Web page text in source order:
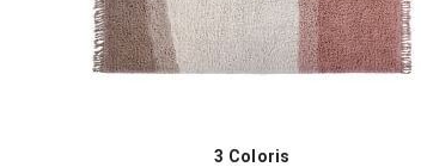
3 Coloris